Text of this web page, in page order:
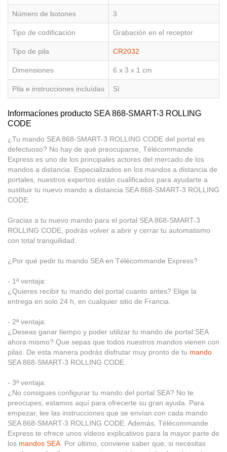
Número de botones 3
Tipo de codificación Grabación en el receptor
Tipo de pila CR2032
Dimensiones 6 x 3 x 1 cm
Pila e instrucciones incluídas Sí
Informacíones producto SEA 868-SMART-3 ROLLING
CODE
¿Tu mando SEA 868-SMART-3 ROLLING CODE del portal es
defectuoso? No hay de qué preocuparse, Télécommande
Express es uno de los principales actores del mercado de los
mandos a distancia. Especializados en los mandos a distancia de
portales, nuestros expertos están cualificados para ayudarte a
sustituir tu nuevo mando a distancia SEA 868-SMART-3 ROLLING
CODE.
Gracias a tu nuevo mando para el portal SEA 868-SMART-3
ROLLING CODE, podrás volver a abrir y cerrar tu automatismo
con total tranquilidad.
¿Por qué pedir tu mando SEA en Télécommande Express?
- 1ª ventaja:
¿Quieres recibir tu mando del portal cuanto antes? Elige la
entrega en solo 24 h, en cualquier sitio de Francia.
- 2ª ventaja:
¿Deseas ganar tiempo y poder utilizar tu mando de portal SEA
ahora mismo? Que sepas que todos nuestros mandos vienen con
pilas. De esta manera podrás disfrutar muy pronto de tu mando
SEA 868-SMART-3 ROLLING CODE.
- 3ª ventaja:
¿No consigues configurar tu mando del portal SEA? No te
preocupes, estamos aquí para ofrecerte su gran ayuda. Para
empezar, lee las instrucciones que se envían con cada mando
SEA 868-SMART-3 ROLLING CODE. Además, Télécommande
Express te ofrece unos vídeos explicativos para la mayor parte de
los mandos SEA. Por último, conviene saber que, si necesitas